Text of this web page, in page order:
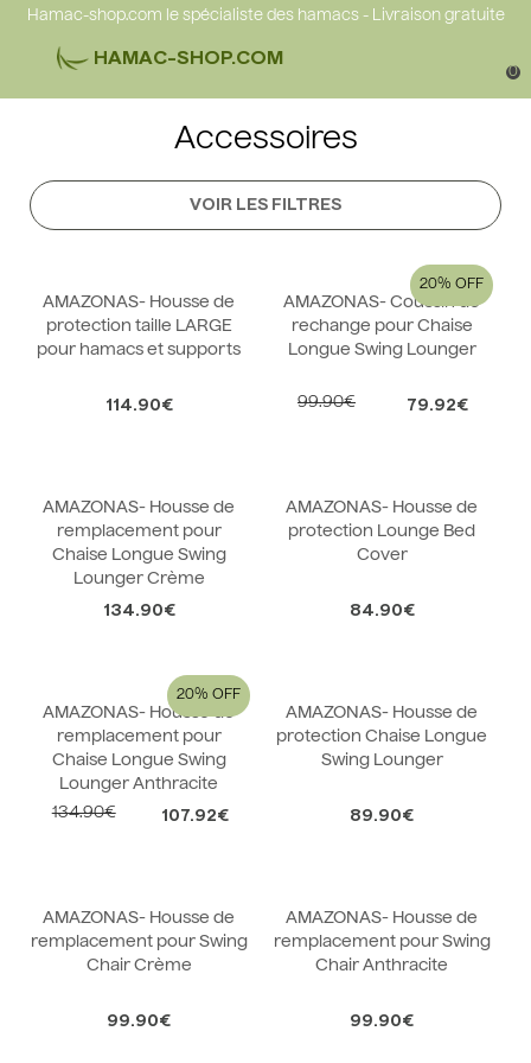
Hamac-shop.com le spécialiste des hamacs - Livraison gratuite
HAMAC-SHOP.COM
0
Accessoires
VOIR LES FILTRES
AMAZONAS- Housse de
protection taille LARGE
pour hamacs et supports
114.90€
20%
AMAZONAS- Coussin de
rechange pour Chaise
Longue Swing Lounger
99.90€ 79.92€
AMAZONAS- Housse de
remplacement pour
Chaise Longue Swing
Lounger Crème
134.90€
AMAZONAS- Housse de
protection Lounge Bed
Cover
84.90€
20%
AMAZONAS- Housse de
remplacement pour
Chaise Longue Swing
Lounger Anthracite
134.90€
107.92€
AMAZONAS- Housse de
protection Chaise Longue
Swing Lounger
89.90€
AMAZONAS- Housse de
remplacement pour Swing
Chair Crème
99.90€
AMAZONAS- Housse de
remplacement pour Swing
Chair Anthracite
99.90€